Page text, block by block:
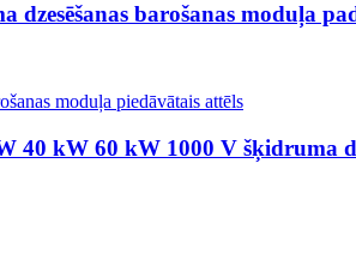
dzesēšanas barošanas moduļa
40 kW 60 kW 1000 V šķidruma